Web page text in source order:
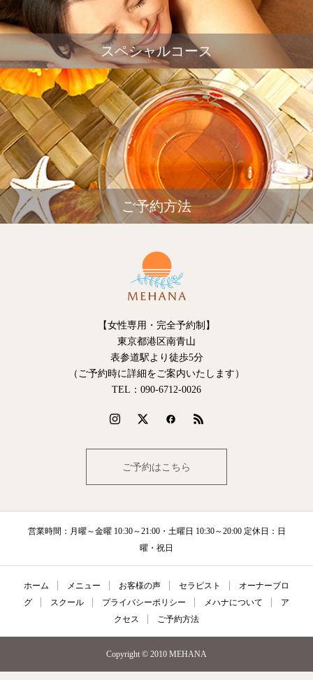
スペシャルコース
ご予約方法
【女性専用・完全予約制】
東京都港区南青山
表参道駅より徒歩5分
（ご予約時に詳細をご案内いたします）
TEL：090‐6712‐0026
ご予約はこちら
営業時間：月曜～金曜 10:30～21:00・土曜日 10:30～20:00 定休日：日
曜・祝日
ホーム メニュー お客様の声 セラピスト
オーナーブロ
グ
スクール プライバシーポリシー メハナについて
ア
クセス
ご予約方法
Copyright © 2010 MEHANA